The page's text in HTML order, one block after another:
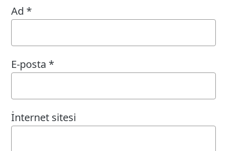
Ad *
E-posta *
İnternet sitesi